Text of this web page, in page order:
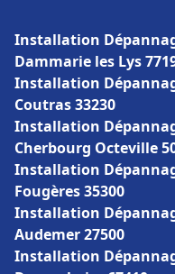
Installation
Dammarie les Lys
Installation
Coutras 33230
Installation
Cherbourg Octeville
Installation
Fougères 35300
Installation
Audemer 27500
Installation